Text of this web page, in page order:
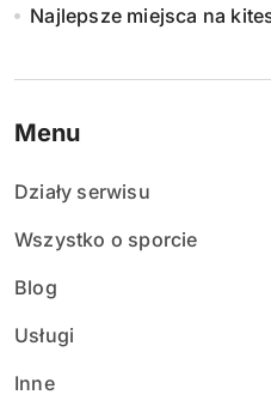
Najlepsze miejsca na
Menu
Działy serwisu
Wszystko o sporcie
Blog
Usługi
Inne